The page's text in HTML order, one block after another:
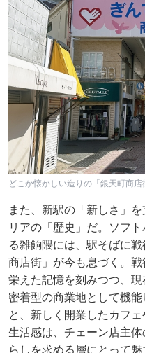
どこか懐かしい造りの「銀天町商店
また、新駅の「新しさ」
リアの「歴史」だ。ソフ
る雑餉隈には、駅そばに
商店街」が今も息づく。
栄えた記憶を刻みつつ、
密着型の商業地として機
と、新しく開業したカフ
生活感は、チェーン店主
らしを求める層にとって魅